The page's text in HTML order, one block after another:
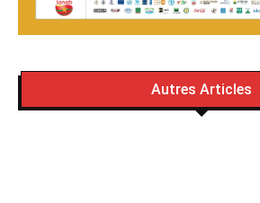
Autres Articles